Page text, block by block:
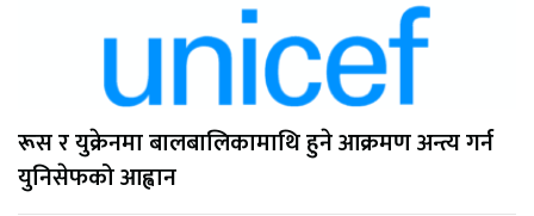
रूस र युक्रेनमा बालबालिकामाथि हुने आक्रमण अन्त्य गर्न
युनिसेफको आह्वान